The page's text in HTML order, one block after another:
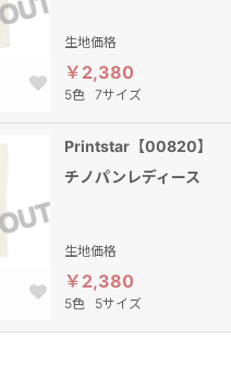
生地価格
￥2,380
5色 7サイズ
Printstar【00820】
チノパンレディース
生地価格
￥2,380
5色 5サイズ